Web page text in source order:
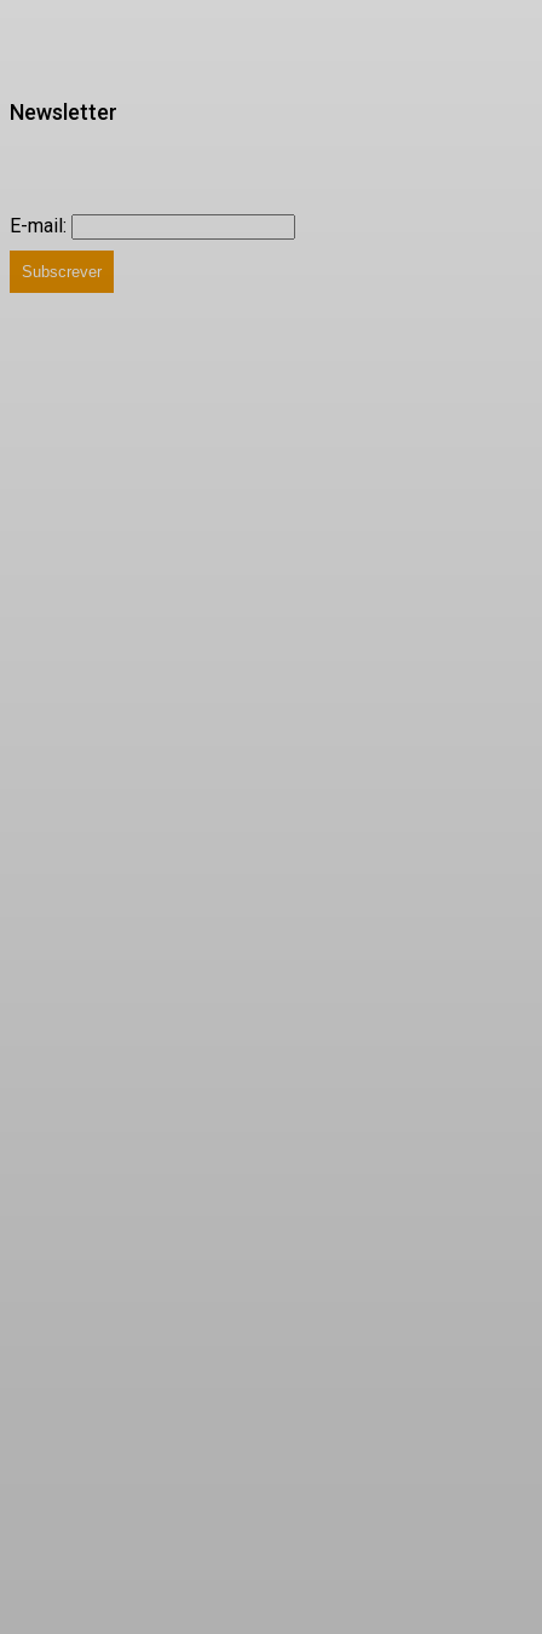
Newsletter
E-mail:
Subscrever